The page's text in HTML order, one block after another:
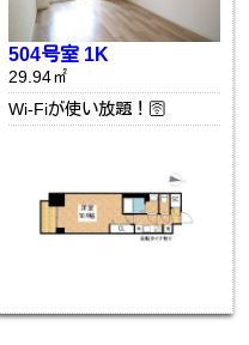
504号室 1K
29.94㎡
Wi-Fiが使い放題！🛜